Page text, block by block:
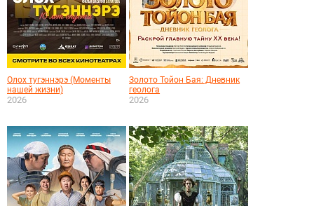
Олох тугэннэрэ (Моменты
нашей жизни)
2026
Золото Тойон Бая: Дневник
геолога
2026